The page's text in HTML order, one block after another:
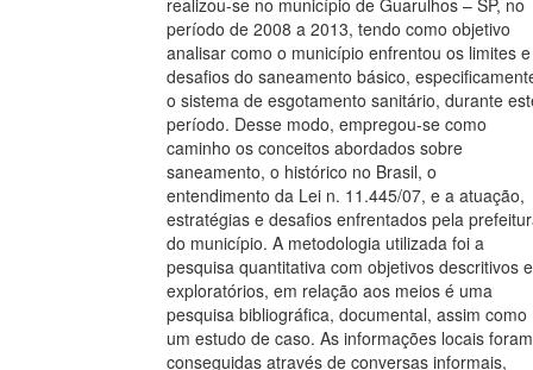
realizou-se no município de Guarulhos – SP, no
período de 2008 a 2013, tendo como objetivo
analisar como o município enfrentou os limites e
desafios do saneamento básico,
o sistema de esgotamento sanitário, durante
período. Desse modo, empregou-se como
caminho os conceitos abordados sobre
saneamento, o histórico no Brasil, o
entendimento da Lei n. 11.445/07, e a atuação,
estratégias e desafios enfrentados pela
do município. A metodologia utilizada foi a
pesquisa quantitativa com objetivos descritivos e
exploratórios, em relação aos meios é uma
pesquisa bibliográfica, documental, assim como
um estudo de caso. As informações locais foram
conseguidas através de conversas informais,